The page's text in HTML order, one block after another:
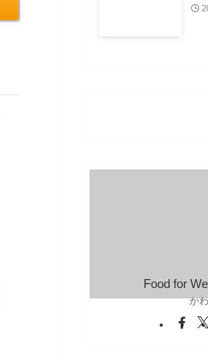
Food for
か